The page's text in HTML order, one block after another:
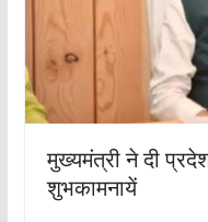
मुख्यमंत्री ने दी
शुभकामनायें